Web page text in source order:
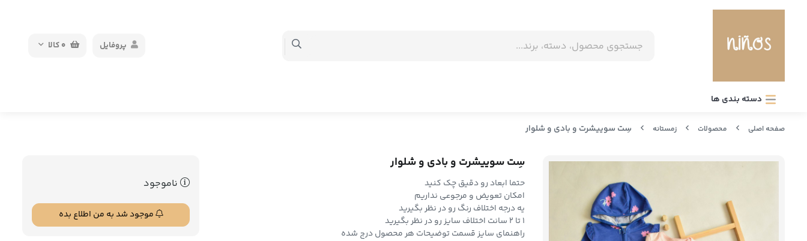
0کالا پروفایل
دسته بندی ها
صفحه اصلی محصولات زمستانه سِت سوییشرت و بادی و شلوار
سِت سوییشرت و بادی و شلوار
حتما ابعاد رو دقیق چک کنید
امکان تعویض و مرجوعی نداریم
یه درجه اختلاف رنگ رو در نظر بگیرید
۱ تا ۲ سانت اختلاف سایز رو در نظر بگیرید
راهنمای سایز قسمت توضیحات هر محصول درج شده
ناموجود
موجود شد به من اطلاع بده